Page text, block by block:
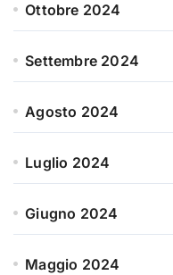
Ottobre 2024
Settembre 2024
Agosto 2024
Luglio 2024
Giugno 2024
Maggio 2024